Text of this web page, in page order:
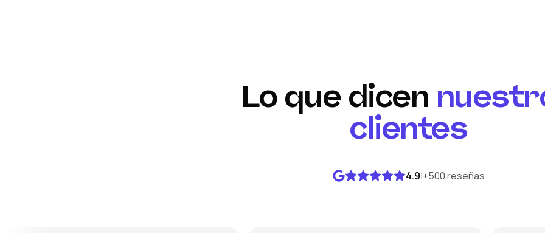
Lo que dicen
clientes
4.9|+500 reseñas